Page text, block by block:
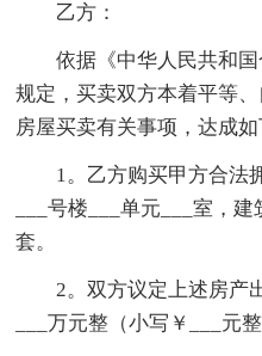
乙方：
依据《中华人民共和
规定，买卖双方本着平等
房屋买卖有关事项，达成如
1。乙方购买甲方合法
___号楼___单元___室，
套。
2。双方议定上述房产
___万元整（小写￥___元整